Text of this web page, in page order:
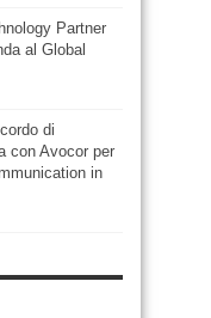
Partner
al Global
di
con Avocor per
in